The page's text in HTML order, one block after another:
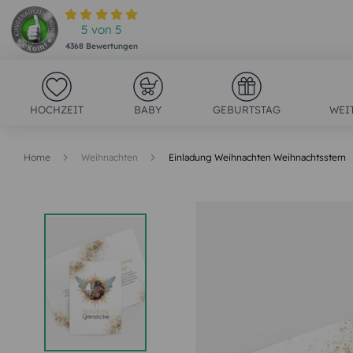
5 von 5
4368Bewertungen
HOCHZEIT BABY GEBURTSTAG
Home Weihnachten Einladung Weihnachten Weihnachtsstern